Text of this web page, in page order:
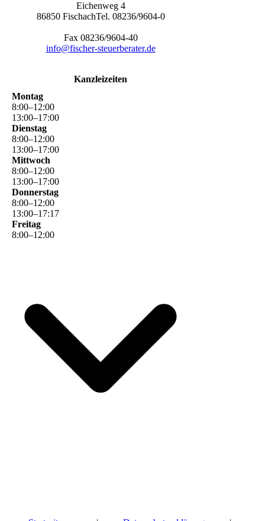
Eichenweg 4
86850 FischachTel. 08236/9604-0
Fax 08236/9604-40
info@fischer-steuerberater.de
Kanzleizeiten
Montag
8:00–12:00
13:00–17:00
Dienstag
8:00–12:00
13:00–17:00
Mittwoch
8:00–12:00
13:00–17:00
Donnerstag
8:00–12:00
13:00–17:17
Freitag
8:00–12:00